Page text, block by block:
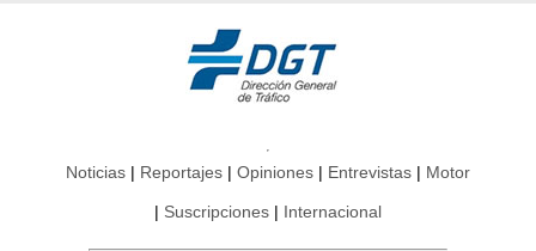
Noticias Reportajes Opiniones Entrevistas Motor
Suscripciones Internacional